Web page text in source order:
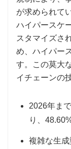
が求められて
ハイパースケ
スタマイズさ
め、ハイパー
す。この莫大
イチェーンの
2026年ま
り、
複雑な生